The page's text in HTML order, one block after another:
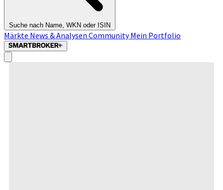
Suche nach Name, WKN oder ISIN
Märkte News & Analysen CommunityMein Portfolio